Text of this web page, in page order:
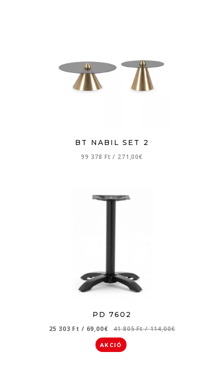
BT NABIL SET 2
99 378 Ft/ 271,00€
PD 7602
25 303 Ft / 69,00€ 41 805 Ft/ 114,00€
AKCIÓ